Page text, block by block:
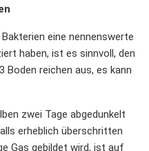
eine nennenswerte
haben, ist es sinnvoll, den
Boden reichen aus, es kann
zwei Tage abgedunkelt
erheblich überschritten
Gas gebildet wird, ist auf